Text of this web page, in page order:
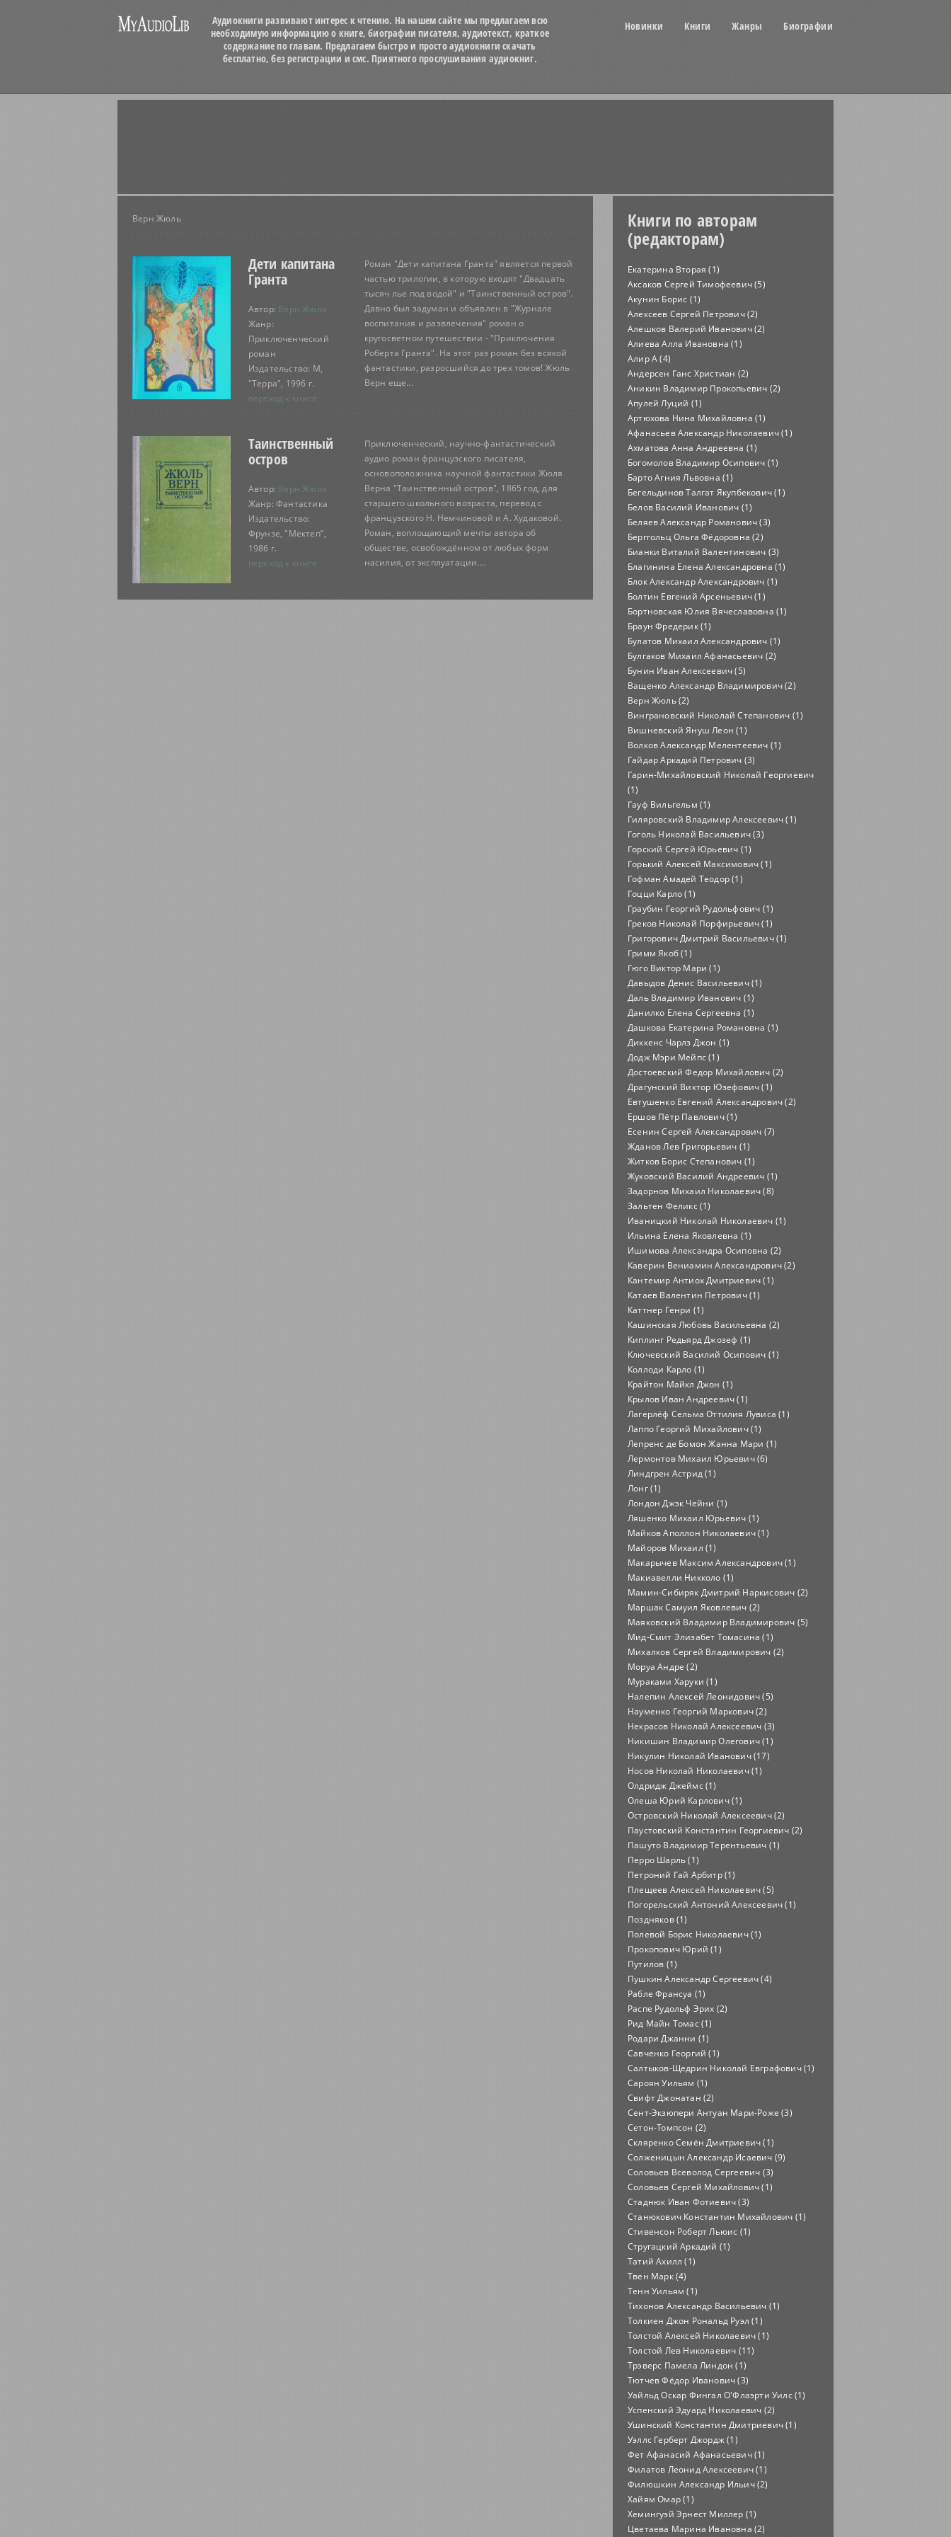
Аудиокниги развивают интерес к чтению. На нашем сайте мы предлагаем всю
необходимую информацию о книге, биографии писателя, аудиотекст, краткое
содержание по главам. Предлагаем быстро и просто аудиокниги скачать
бесплатно, без регистрации и смс. Приятного прослушивания аудиокниг.
Новинки Книги Жанры Биографии
Верн Жюль
Дети капитана
Гранта
Автор: Верн Жюль
Жанр:
Приключенческий
роман
Издательство: М,
"Терра", 1996 г.
переход к книге
Роман "Дети капитана Гранта" является первой
частью трилогии, в которую входят "Двадцать
тысяч лье под водой" и "Таинственный остров".
Давно был задуман и объявлен в "Журнале
воспитания и развлечения" роман о
кругосветном путешествии - "Приключения
Роберта Гранта". На этот раз роман без всякой
фантастики, разросшийся до трех томов! Жюль
Верн еще...
Таинственный
остров
Автор: Верн Жюль
Жанр: Фантастика
Издательство:
Фрунзе, "Мектеп",
1986 г.
переход к книге
Приключенческий, научно-фантастический
аудио роман французского писателя,
основоположника научной фантастики Жюля
Верна "Таинственный остров", 1865 год, для
старшего школьного возраста, перевод с
французского Н. Немчиновой и А. Худаковой.
Роман, воплощающий мечты автора об
обществе, освобождённом от любых форм
насилия, от эксплуатации....
Книги по авторам
(редакторам)
Екатерина Вторая (1)
Аксаков Сергей Тимофеевич (5)
Акунин Борис (1)
Алексеев Сергей Петрович (2)
Алешков Валерий Иванович (2)
Алиева Алла Ивановна (1)
Алир А (4)
Андерсен Ганс Христиан (2)
Аникин Владимир Прокопьевич (2)
Апулей Луций (1)
Артюхова Нина Михайловна (1)
Афанасьев Александр Николаевич (1)
Ахматова Анна Андреевна (1)
Богомолов Владимир Осипович (1)
Барто Агния Львовна (1)
Бегельдинов Талгат Якупбекович (1)
Белов Василий Иванович (1)
Беляев Александр Романович (3)
Берггольц Ольга Фёдоровна (2)
Бианки Виталий Валентинович (3)
Благинина Елена Александровна (1)
Блок Александр Александрович (1)
Болтин Евгений Арсеньевич (1)
Бортновская Юлия Вячеславовна (1)
Браун Фредерик (1)
Булатов Михаил Александрович (1)
Булгаков Михаил Афанасьевич (2)
Бунин Иван Алексеевич (5)
Ващенко Александр Владимирович (2)
Верн Жюль (2)
Винграновский Николай Степанович (1)
Вишневский Януш Леон (1)
Волков Александр Мелентеевич (1)
Гайдар Аркадий Петрович (3)
Гарин-Михайловский Николай Георгиевич
(1)
Гауф Вильгельм (1)
Гиляровский Владимир Алексеевич (1)
Гоголь Николай Васильевич (3)
Горский Сергей Юрьевич (1)
Горький Алексей Максимович (1)
Гофман Амадей Теодор (1)
Гоцци Карло (1)
Граубин Георгий Рудольфович (1)
Греков Николай Порфирьевич (1)
Григорович Дмитрий Васильевич (1)
Гримм Якоб (1)
Гюго Виктор Мари (1)
Давыдов Денис Васильевич (1)
Даль Владимир Иванович (1)
Данилко Елена Сергеевна (1)
Дашкова Екатерина Романовна (1)
Диккенс Чарлз Джон (1)
Додж Мэри Мейпс (1)
Достоевский Федор Михайлович (2)
Драгунский Виктор Юзефович (1)
Евтушенко Евгений Александрович (2)
Ершов Пётр Павлович (1)
Есенин Сергей Александрович (7)
Жданов Лев Григорьевич (1)
Житков Борис Степанович (1)
Жуковский Василий Андреевич (1)
Задорнов Михаил Николаевич (8)
Зальтен Феликс (1)
Иваницкий Николай Николаевич (1)
Ильина Елена Яковлевна (1)
Ишимова Александра Осиповна (2)
Каверин Вениамин Александрович (2)
Кантемир Антиох Дмитриевич (1)
Катаев Валентин Петрович (1)
Каттнер Генри (1)
Кашинская Любовь Васильевна (2)
Киплинг Редьярд Джозеф (1)
Ключевский Василий Осипович (1)
Коллоди Карло (1)
Крайтон Майкл Джон (1)
Крылов Иван Андреевич (1)
Лагерлёф Сельма Оттилия Лувиса (1)
Лаппо Георгий Михайлович (1)
Лепренс де Бомон Жанна Мари (1)
Лермонтов Михаил Юрьевич (6)
Линдгрен Астрид (1)
Лонг (1)
Лондон Джэк Чейни (1)
Ляшенко Михаил Юрьевич (1)
Майков Аполлон Николаевич (1)
Майоров Михаил (1)
Макарычев Максим Александрович (1)
Макиавелли Никколо (1)
Мамин-Сибиряк Дмитрий Наркисович (2)
Маршак Самуил Яковлевич (2)
Маяковский Владимир Владимирович (5)
Мид-Смит Элизабет Томасина (1)
Михалков Сергей Владимирович (2)
Моруа Андре (2)
Мураками Харуки (1)
Налепин Алексей Леонидович (5)
Науменко Георгий Маркович (2)
Некрасов Николай Алексеевич (3)
Никишин Владимир Олегович (1)
Никулин Николай Иванович (17)
Носов Николай Николаевич (1)
Олдридж Джеймс (1)
Олеша Юрий Карлович (1)
Островский Николай Алексеевич (2)
Паустовский Константин Георгиевич (2)
Пашуто Владимир Терентьевич (1)
Перро Шарль (1)
Петроний Гай Арбитр (1)
Плещеев Алексей Николаевич (5)
Погорельский Антоний Алексеевич (1)
Поздняков (1)
Полевой Борис Николаевич (1)
Прокопович Юрий (1)
Путилов (1)
Пушкин Александр Сергеевич (4)
Рабле Франсуа (1)
Распе Рудольф Эрих (2)
Рид Майн Томас (1)
Родари Джанни (1)
Савченко Георгий (1)
Салтыков-Щедрин Николай Евграфович (1)
Сароян Уильям (1)
Свифт Джонатан (2)
Сент-Экзюпери Антуан Мари-Роже (3)
Сетон-Томпсон (2)
Скляренко Семён Дмитриевич (1)
Солженицын Александр Исаевич (9)
Соловьев Всеволод Сергеевич (3)
Соловьев Сергей Михайлович (1)
Стаднюк Иван Фотиевич (3)
Станюкович Константин Михайлович (1)
Стивенсон Роберт Льюис (1)
Стругацкий Аркадий (1)
Татий Ахилл (1)
Твен Марк (4)
Тенн Уильям (1)
Тихонов Александр Васильевич (1)
Толкиен Джон Рональд Руэл (1)
Толстой Алексей Николаевич (1)
Толстой Лев Николаевич (11)
Трэверс Памела Линдон (1)
Тютчев Фёдор Иванович (3)
Уайльд Оскар Фингал О'Флаэрти Уилс (1)
Успенский Эдуард Николаевич (2)
Ушинский Константин Дмитриевич (1)
Уэллс Герберт Джордж (1)
Фет Афанасий Афанасьевич (1)
Филатов Леонид Алексеевич (1)
Филюшкин Александр Ильич (2)
Хайям Омар (1)
Хемингуэй Эрнест Миллер (1)
Цветаева Марина Ивановна (2)